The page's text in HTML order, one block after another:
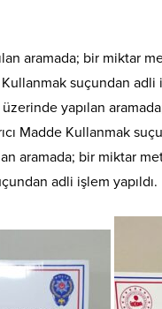
aramada; bir miktar
suçundan adli
yapılan
Madde Kullanmak
aramada; bir miktar
adli işlem yapıldı.